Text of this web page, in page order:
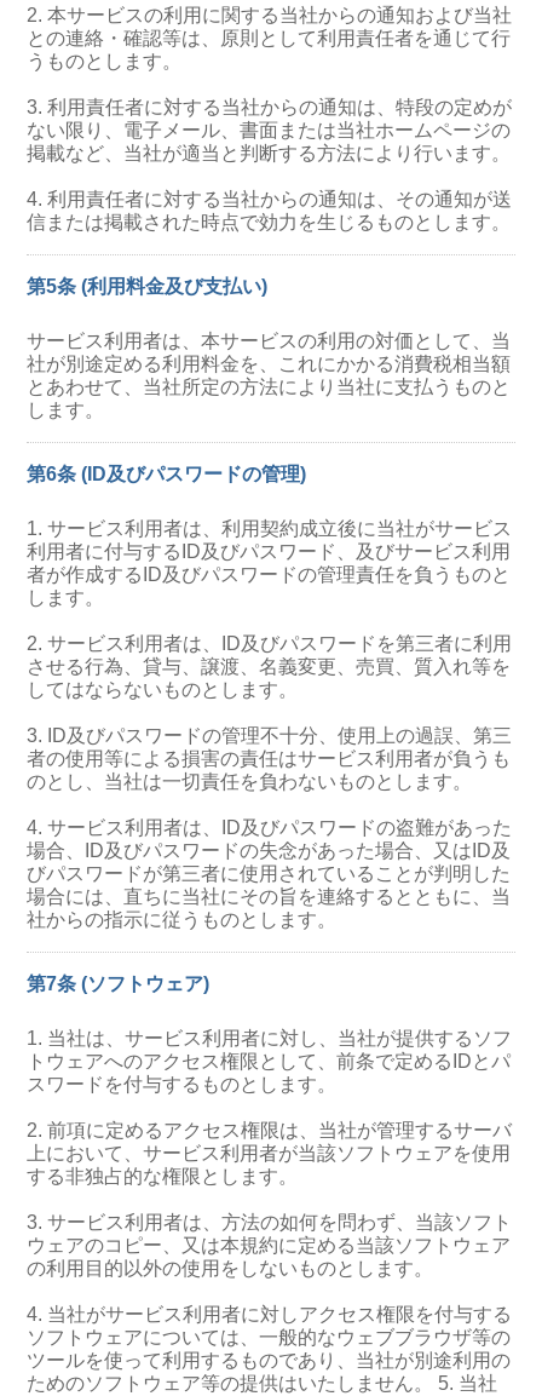
2. 本サービスの利用に関する当社からの通知および当社
との連絡・確認等は、原則として利用責任者を通じて行
うものとします。
3. 利用責任者に対する当社からの通知は、特段の定めが
ない限り、電子メール、書面または当社ホームページの
掲載など、当社が適当と判断する方法により行います。
4. 利用責任者に対する当社からの通知は、その通知が送
信または掲載された時点で効力を生じるものとします。
第5条 (利用料金及び支払い)
サービス利用者は、本サービスの利用の対価として、当
社が別途定める利用料金を、これにかかる消費税相当額
とあわせて、当社所定の方法により当社に支払うものと
します。
第6条 (ID及びパスワードの管理)
1. サービス利用者は、利用契約成立後に当社がサービス
利用者に付与するID及びパスワード、及びサービス利用
者が作成するID及びパスワードの管理責任を負うものと
します。
2. サービス利用者は、ID及びパスワードを第三者に利用
させる行為、貸与、譲渡、名義変更、売買、質入れ等を
してはならないものとします。
3. ID及びパスワードの管理不十分、使用上の過誤、第三
者の使用等による損害の責任はサービス利用者が負うも
のとし、当社は一切責任を負わないものとします。
4. サービス利用者は、ID及びパスワードの盗難があった
場合、ID及びパスワードの失念があった場合、又はID及
びパスワードが第三者に使用されていることが判明した
場合には、直ちに当社にその旨を連絡するとともに、当
社からの指示に従うものとします。
第7条 (ソフトウェア)
1. 当社は、サービス利用者に対し、当社が提供するソフ
トウェアへのアクセス権限として、前条で定めるIDとパ
スワードを付与するものとします。
2. 前項に定めるアクセス権限は、当社が管理するサーバ
上において、サービス利用者が当該ソフトウェアを使用
する非独占的な権限とします。
3. サービス利用者は、方法の如何を問わず、当該ソフト
ウェアのコピー、又は本規約に定める当該ソフトウェア
の利用目的以外の使用をしないものとします。
4. 当社がサービス利用者に対しアクセス権限を付与する
ソフトウェアについては、一般的なウェブブラウザ等の
ツールを使って利用するものであり、当社が別途利用の
ためのソフトウェア等の提供はいたしません。 5. 当社